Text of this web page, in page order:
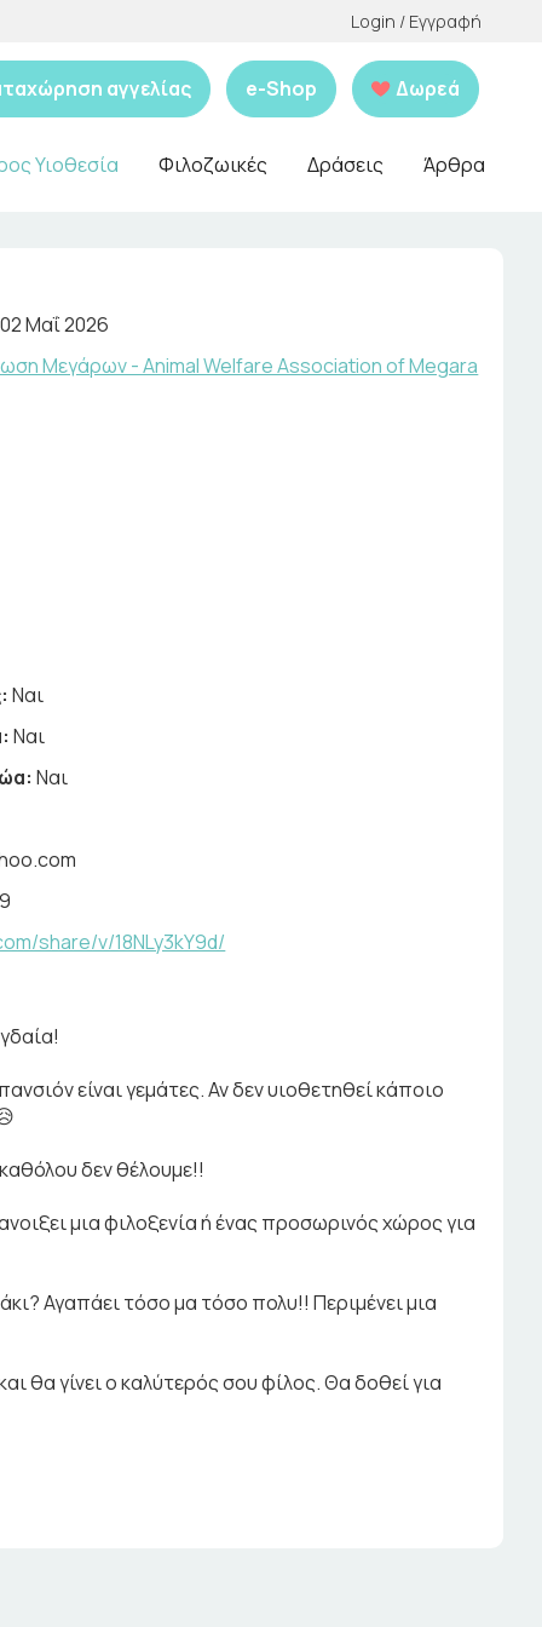
Login / Εγγραφή
αγγελίας e-Shop Δωρεά
Υιοθεσία Φιλοζωικές Δράσεις Άρθρα
Μαΐ 2026
Μεγάρων - Animal Welfare Association of Megara
Ναι
Ναι
Ναι
share/v/18NLy3kY9d/
είναι γεμάτες. Αν δεν υιοθετηθεί κάποιο
δεν θέλουμε!!
μια φιλοξενία ή ένας προσωρινός χώρος για
Αγαπάει τόσο μα τόσο πολυ!! Περιμένει μια
θα γίνει ο καλύτερός σου φίλος. Θα δοθεί για